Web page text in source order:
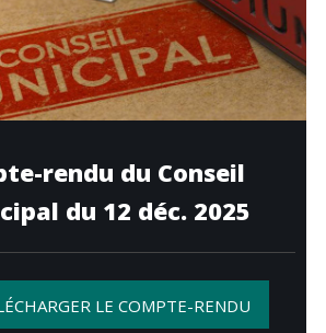
rendu du Conseil
du 12 déc. 2025
LE COMPTE-RENDU